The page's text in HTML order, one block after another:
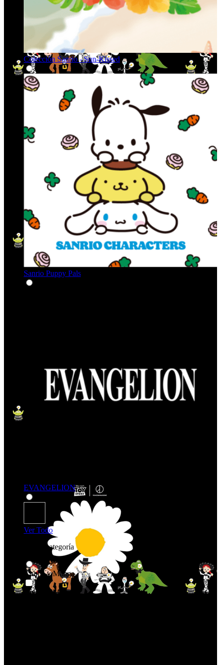
Colección Sanrio - Sun-Kissed
Sanrio Puppy Pals
EVANGELION
Ver Todo
Comprar por categoría
Anime y Manga
Anime y Manga